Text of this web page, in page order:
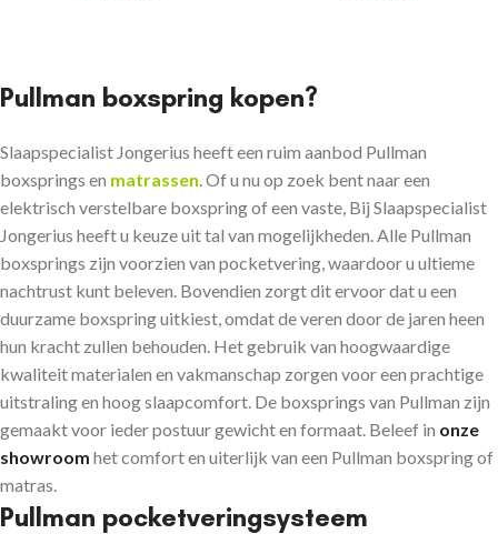
Pullman boxspring kopen?
Slaapspecialist Jongerius heeft een ruim aanbod Pullman
boxsprings en matrassen . Of u nu op zoek bent naar een
elektrisch verstelbare boxspring of een vaste, Bij Slaapspecialist
Jongerius heeft u keuze uit tal van mogelijkheden. Alle Pullman
boxsprings zijn voorzien van pocketvering, waardoor u ultieme
nachtrust kunt beleven. Bovendien zorgt dit ervoor dat u een
duurzame boxspring uitkiest, omdat de veren door de jaren heen
hun kracht zullen behouden. Het gebruik van hoogwaardige
kwaliteit materialen en vakmanschap zorgen voor een prachtige
uitstraling en hoog slaapcomfort. De boxsprings van Pullman zijn
gemaakt voor ieder postuur gewicht en formaat. Beleef in onze
showroom het comfort en uiterlijk van een Pullman boxspring of
matras.
Pullman pocketveringsysteem